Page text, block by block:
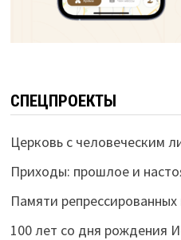
СПЕЦПРОЕКТЫ
Церковь с человеческим
Приходы: прошлое и
Памяти
100 лет со дня рождения